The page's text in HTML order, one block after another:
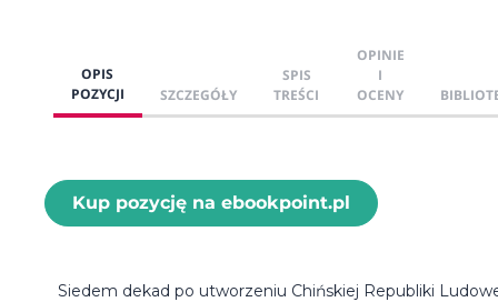
OPIS
POZYCJI
SZCZEGÓŁY
SPIS
TREŚCI
OPINIE
I
OCENY
Kup pozycję na ebookpoint.pl
Siedem dekad po utworzeniu Chińskiej Republiki